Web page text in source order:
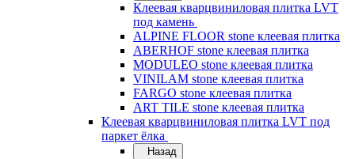
Клеевая кварцвиниловая плитка LVT
под камень
ALPINE FLOOR stone клеевая плитка
ABERHOF stone клеевая плитка
MODULEO stone клеевая плитка
VINILAM stone клеевая плитка
FARGO stone клеевая плитка
ART TILE stone клеевая плитка
Клеевая кварцвиниловая плитка LVT под
паркет ёлка
Назад